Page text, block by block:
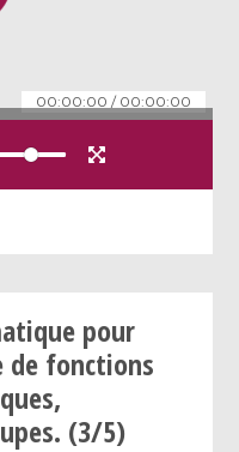
00:00:00 / 00:00:00
pour
de fonctions
(3/5)